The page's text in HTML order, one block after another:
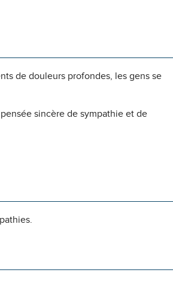
de douleurs profondes, les gens se
sincère de sympathie et de